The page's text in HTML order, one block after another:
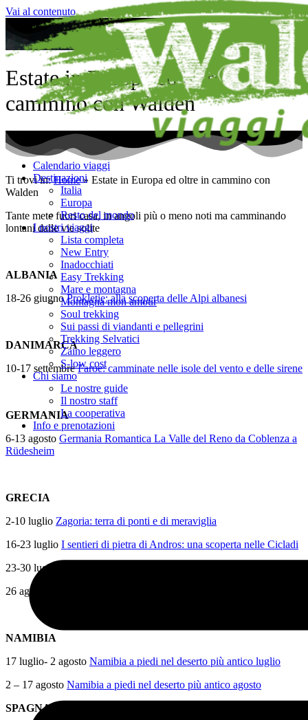
Vai al contenuto
Calendario viaggi
Destinazioni
Italia
Europa
Resto del mondo
I nostri viaggi
Lista completa
New Entry
Inadocchiati
Easy Trekking
Mare e montagna
Montagna mon amour
Soul trekking
Sui passi di viandanti e pellegrini
Trekking Selvatici
Zaino leggero
S-low cost
Chi siamo
Le nostre guide
Il nostro staff
La cooperativa
Info e prenotazioni
Estate in Europa ed oltre in
cammino con Walden
Ti trovi in:Home» Estate in Europa ed oltre in cammino con
Walden
Tante mete fuori casa, in angoli più o meno noti ma camminando
lontani dalle vie solite
ALBANIA
18-26 giugnoProkletie: alla scoperta delle Alpi albanesi
DANIMARCA
10-17 settembreFaroe: camminate nelle isole del vento e delle sirene
GERMANIA
6-13 agosto Germania Romantica La Valle del Reno da Coblenza a
Rüdesheim
GRECIA
2-10 luglio Zagoria: terra di ponti e di meraviglia
16-23 luglio I sentieri di pietra di Andros: una scoperta nelle Cicladi
23-30 luglio
26 agosto- 4 settembre
NAMIBIA
17 luglio- 2 agosto Namibia a piedi nel deserto più antico luglio
2 – 17 agosto Namibia a piedi nel deserto più antico agosto
SPAGNA